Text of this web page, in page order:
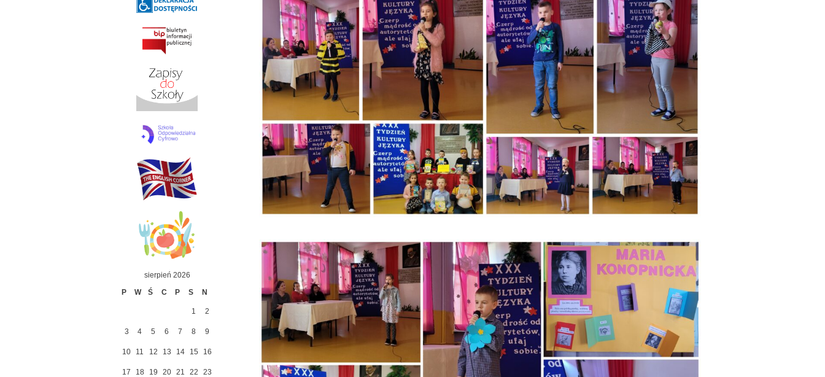
sierpień 2026
P
W Ś C P S N
1 2
3 4 5 6 7 8 9
10 11 12 13 14 15 16
17 18 19 20 21 22 23